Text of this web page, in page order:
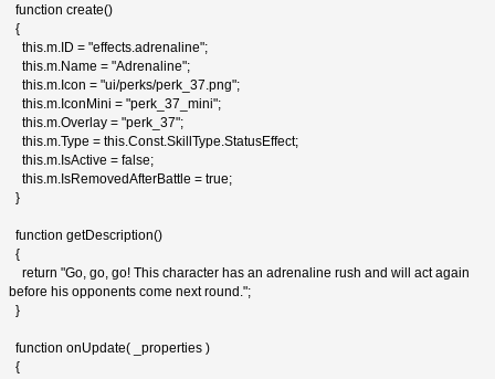
function create()
{
this.m.ID = "effects.adrenaline";
this.m.Name = "Adrenaline";
this.m.Icon = "ui/perks/perk_37.png";
this.m.IconMini = "perk_37_mini";
this.m.Overlay = "perk_37";
this.m.Type = this.Const.SkillType.StatusEffect;
this.m.IsActive = false;
this.m.IsRemovedAfterBattle = true;
}
function getDescription()
{
return "Go, go, go! This character has an adrenaline rush and will act again
before his opponents come next round.";
}
function onUpdate( _properties )
{